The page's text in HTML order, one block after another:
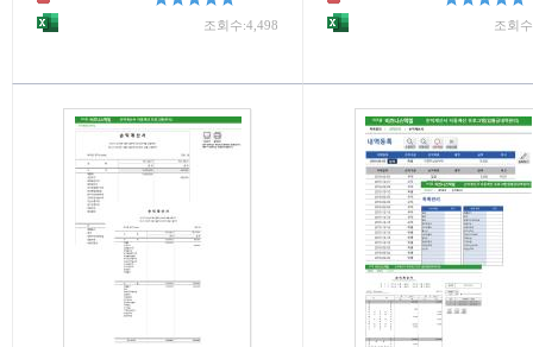
조회수:4,498 조회